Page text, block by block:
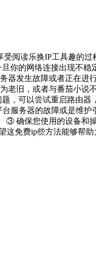
读乐换IP工具趣的过
你的网络连接出现不稳
器发生故障或者正在进
老旧，或者与番茄小说
，可以尝试重启路由器
服务器的故障或是维护
③ 确保您使用的设备和
这免费ip些方法能够帮